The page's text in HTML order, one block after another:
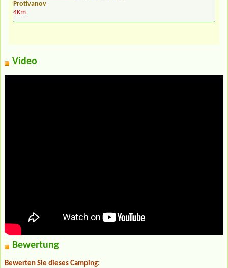
Protivanov
4Km
Video
Bewertung
Bewerten Sie dieses Camping: